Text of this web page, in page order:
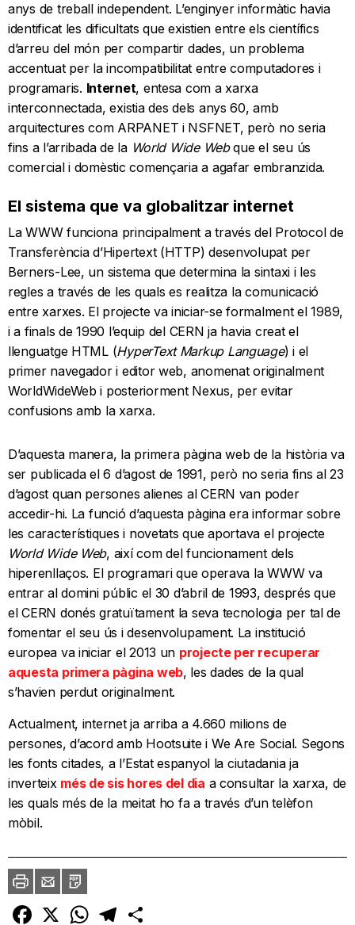
anys de treball independent. L’enginyer informàtic havia
identificat les dificultats que existien entre els científics
d’arreu del món per compartir dades, un problema
accentuat per la incompatibilitat entre computadores i
programaris. Internet, entesa com a xarxa
interconnectada, existia des dels anys 60, amb
arquitectures com ARPANET i NSFNET, però no seria
fins a l’arribada de la World Wide Webque el seu ús
comercial i domèstic començaria a agafar embranzida.
El sistema que va globalitzar internet
La WWW funciona principalment a través del Protocol de
Transferència d’Hipertext (HTTP) desenvolupat per
Berners-Lee, un sistema que determina la sintaxi i les
regles a través de les quals es realitza la comunicació
entre xarxes. El projecte va iniciar-se formalment el 1989,
i a finals de 1990 l’equip del CERN ja havia creat el
llenguatge HTML (HyperText Markup Language) i el
primer navegador i editor web, anomenat originalment
WorldWideWeb i posteriorment Nexus, per evitar
confusions amb la xarxa.
D’aquesta manera, la primera pàgina web de la història va
ser publicada el 6 d’agost de 1991, però no seria fins al 23
d’agost quan persones alienes al CERN van poder
accedir-hi. La funció d’aquesta pàgina era informar sobre
les característiques i novetats que aportava el projecte
World Wide Web, així com del funcionament dels
hiperenllaços. El programari que operava la WWW va
entrar al domini públic el 30 d’abril de 1993, després que
el CERN donés gratuïtament la seva tecnologia per tal de
fomentar el seu ús i desenvolupament. La institució
europea va iniciar el 2013 un projecte per recuperar
aquesta primera pàgina web, les dades de la qual
s’havien perdut originalment.
Actualment, internet ja arriba a 4.660 milions de
persones, d’acord amb Hootsuite i We Are Social. Segons
les fonts citades, a l’Estat espanyol la ciutadania ja
inverteix més de sis hores del dia a consultar la xarxa, de
les quals més de la meitat ho fa a través d’un telèfon
mòbil.
ImprimirEnvia
un
amic
PDF
Facebook
X WhatsAppTelegram